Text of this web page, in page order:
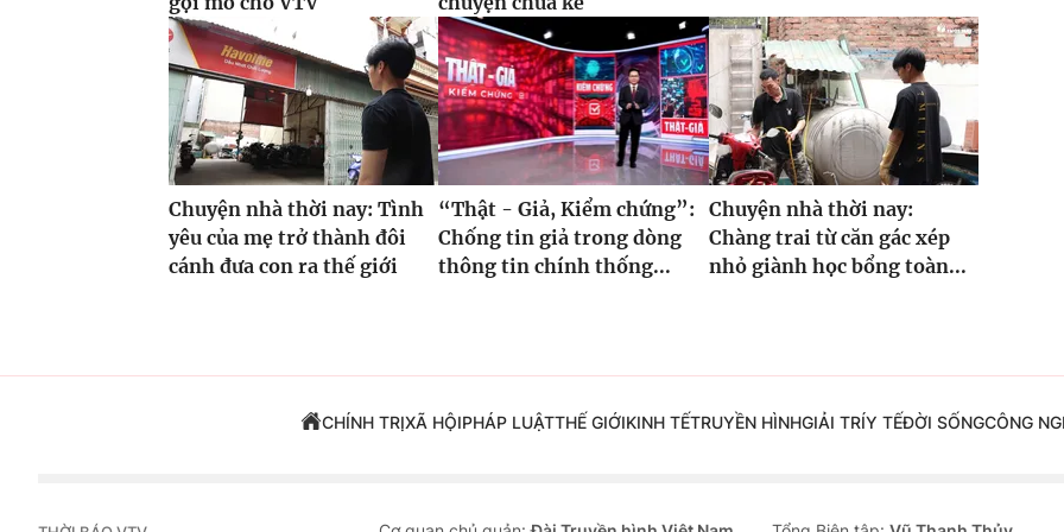
Chuyện nhà thời nay: Tình
yêu của mẹ trở thành đôi
cánh đưa con ra thế giới
“Thật - Giả, Kiểm chứng”:
Chống tin giả trong dòng
thông tin chính thống...
Chuyện nhà thời nay:
Chàng trai từ căn gác xép
nhỏ giành học bổng toàn...
CHÍNH TRỊXÃ HỘIPHÁP LUẬTTHẾ GIỚIKINH TẾTRUYỀN HÌNHGIẢI TRÍY TẾĐỜI SỐNGCÔNG